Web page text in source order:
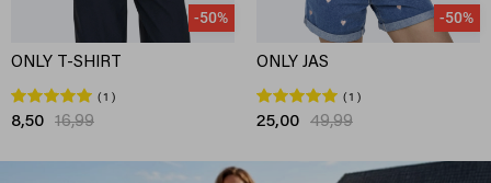
-50%
ONLY T-SHIRT
1
8,50 16,99
-50%
ONLY JAS
1
25,00 49,99